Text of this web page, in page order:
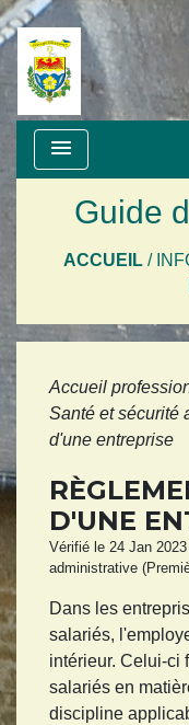
menu
Guide
ACCUEIL /
Accueil
Santé et sécurité
d'une entreprise
D'UNE
Vérifié le 24 Jan
administrative
Dans les
salariés,
intérieur. Celui-ci
salariés en
discipline